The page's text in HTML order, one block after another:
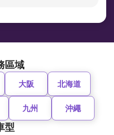
區域
大阪 北海道
九州 沖繩
型